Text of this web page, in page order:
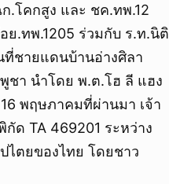
.โคกสูง และ ชค.ทพ.12
ย.ทพ.1205 ร่วมกับ ร.ท.นิติ
ชายแดนบ้านอ่างศิลา
ชา นำโดย พ.ต.โฮ ลี แฮง
พฤษภาคมที่ผ่านมา เจ้า
ด TA 469201 ระหว่าง
ไตยของไทย โดยชาว